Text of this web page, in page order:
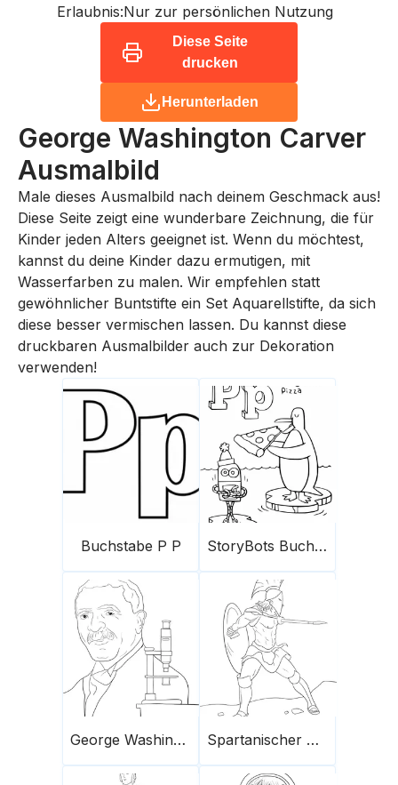
Erlaubnis:Nur zur persönlichen Nutzung
Diese Seite
drucken
Herunterladen
George Washington Carver
Ausmalbild
Male dieses Ausmalbild nach deinem Geschmack aus!
Diese Seite zeigt eine wunderbare Zeichnung, die für
Kinder jeden Alters geeignet ist. Wenn du möchtest,
kannst du deine Kinder dazu ermutigen, mit
Wasserfarben zu malen. Wir empfehlen statt
gewöhnlicher Buntstifte ein Set Aquarellstifte, da sich
diese besser vermischen lassen. Du kannst diese
druckbaren Ausmalbilder auch zur Dekoration
verwenden!
Buchstabe P P StoryBots Buchstabe P
George Washington Carver Spartanischer Krieger